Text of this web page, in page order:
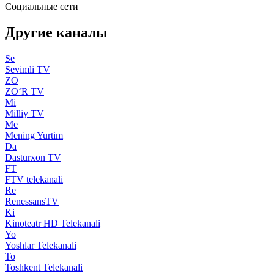
Социальные сети
Другие каналы
Se
Sevimli TV
ZO
ZO‘R TV
Mi
Milliy TV
Me
Mening Yurtim
Da
Dasturxon TV
FT
FTV telekanali
Re
RenessansTV
Ki
Kinoteatr HD Telekanali
Yo
Yoshlar Telekanali
To
Toshkent Telekanali